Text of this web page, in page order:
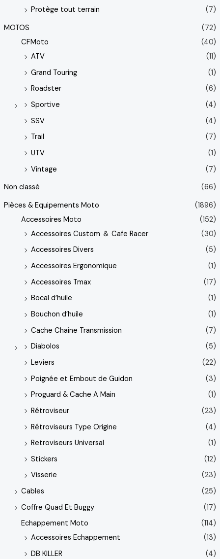
Protège tout terrain
(7)
MOTOS
(72)
CFMoto
(40)
ATV
(11)
Grand Touring
(1)
Roadster
(6)
Sportive
(4)
SSV
(4)
Trail
(7)
UTV
(1)
Vintage
(7)
Non classé
(66)
Pièces & Equipements Moto
(1896)
Accessoires Moto
(152)
Accessoires Custom ＆ Cafe Racer
(30)
Accessoires Divers
(5)
Accessoires Ergonomique
(1)
Accessoires Tmax
(17)
Bocal d’huile
(1)
Bouchon d’huile
(1)
Cache Chaine Transmission
(7)
Diabolos
(5)
Leviers
(22)
Poignée et Embout de Guidon
(3)
Proguard & Cache A Main
(1)
Rétroviseur
(23)
Rétroviseurs Type Origine
(4)
Retroviseurs Universal
(1)
Stickers
(12)
Visserie
(23)
Cables
(25)
Coffre Quad Et Buggy
(17)
Echappement Moto
(114)
Accessoires Echappement
(13)
DB KILLER
(4)